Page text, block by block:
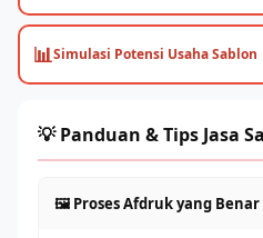
📊Simulasi Potensi Usaha Sablon
💡 Panduan & Tips Jasa
🖼️ Proses Afdruk yang Benar